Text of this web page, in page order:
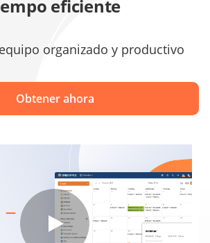
eficiente
organizado y productivo
Obtener ahora